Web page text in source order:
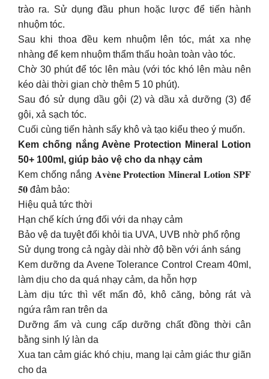
trào ra. Sử dụng đầu phun hoặc lược để tiến hành
nhuộm tóc.
Sau khi thoa đều kem nhuộm lên tóc, mát xa nhẹ
nhàng để kem nhuộm thẩm thấu hoàn toàn vào tóc.
Chờ 30 phút để tóc lên màu (với tóc khó lên màu nên
kéo dài thời gian chờ thêm 5 10 phút).
Sau đó sử dụng dầu gội (2) và dầu xả dưỡng (3) để
gội, xả sạch tóc.
Cuối cùng tiến hành sấy khô và tạo kiểu theo ý muốn.
Kem chống nắng Avène Protection Mineral Lotion
50+ 100ml, giúp bảo vệ cho da nhạy cảm
Kem chống nắng 𝐀𝐯𝐞̀𝐧𝐞 𝐏𝐫𝐨𝐭𝐞𝐜𝐭𝐢𝐨𝐧 𝐌𝐢𝐧𝐞𝐫𝐚𝐥 𝐋𝐨𝐭𝐢𝐨𝐧 𝐒𝐏𝐅
𝟓𝟎 đảm bảo:
Hiệu quả tức thời
Hạn chế kích ứng đối với da nhạy cảm
Bảo vệ da tuyệt đối khỏi tia UVA, UVB nhờ phổ rộng
Sử dụng trong cả ngày dài nhờ độ bền với ánh sáng
Kem dưỡng da Avene Tolerance Control Cream 40ml,
làm dịu cho da quá nhạy cảm, da hỗn hợp
Làm dịu tức thì vết mẩn đỏ, khô căng, bỏng rát và
ngứa râm ran trên da
Dưỡng ẩm và cung cấp dưỡng chất đồng thời cân
bằng sinh lý làn da
Xua tan cảm giác khó chịu, mang lại cảm giác thư giãn
cho da